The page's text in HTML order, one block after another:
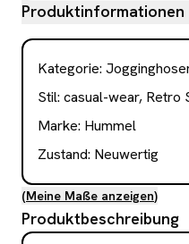
Produktinformationen
Kategorie:
Stil: casual-wear, Retro
Marke: Hummel
Zustand: Neuwertig
(Meine Maße anzeigen)
Produktbeschreibung